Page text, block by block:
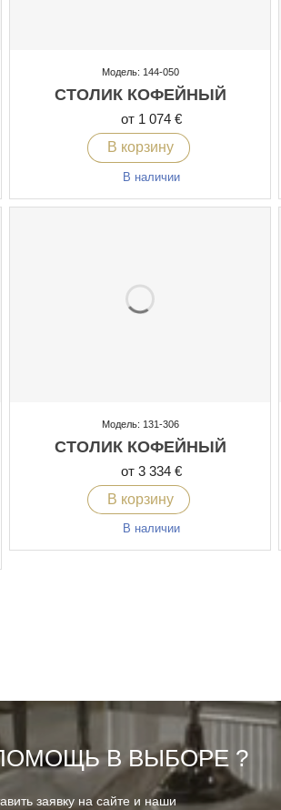
Модель: 144-050
СТОЛИК КОФЕЙНЫЙ
от 1 074 €
В корзину
В наличии
Модель: 131-306
СТОЛИК КОФЕЙНЫЙ
от 3 334 €
В корзину
В наличии
В ВЫБОРЕ ?
заявку на сайте и наши